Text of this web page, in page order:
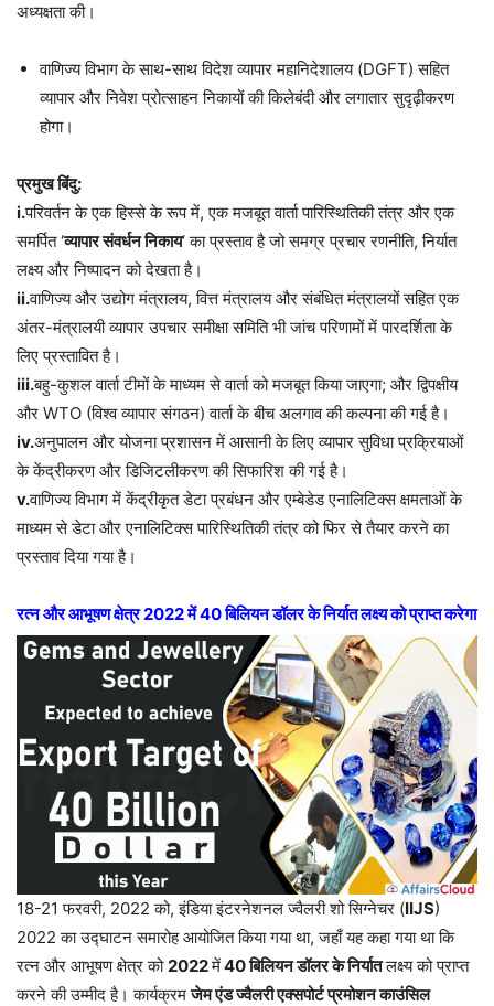
अध्यक्षता की।
वाणिज्य विभाग के साथ-साथ विदेश व्यापार महानिदेशालय (DGFT) सहित
व्यापार और निवेश प्रोत्साहन निकायों की किलेबंदी और लगातार सुदृढ़ीकरण
होगा।
प्रमुख बिंदु:
i.परिवर्तन के एक हिस्से के रूप में, एक मजबूत वार्ता पारिस्थितिकी तंत्र और एक
समर्पित ‘व्यापार संवर्धन निकाय‘ का प्रस्ताव है जो समग्र प्रचार रणनीति, निर्यात
लक्ष्य और निष्पादन को देखता है।
ii.वाणिज्य और उद्योग मंत्रालय, वित्त मंत्रालय और संबंधित मंत्रालयों सहित एक
अंतर-मंत्रालयी व्यापार उपचार समीक्षा समिति भी जांच परिणामों में पारदर्शिता के
लिए प्रस्तावित है।
iii.बहु-कुशल वार्ता टीमों के माध्यम से वार्ता को मजबूत किया जाएगा; और द्विपक्षीय
और WTO (विश्व व्यापार संगठन) वार्ता के बीच अलगाव की कल्पना की गई है।
iv.अनुपालन और योजना प्रशासन में आसानी के लिए व्यापार सुविधा प्रक्रियाओं
के केंद्रीकरण और डिजिटलीकरण की सिफारिश की गई है।
v.वाणिज्य विभाग में केंद्रीकृत डेटा प्रबंधन और एम्बेडेड एनालिटिक्स क्षमताओं के
माध्यम से डेटा और एनालिटिक्स पारिस्थितिकी तंत्र को फिर से तैयार करने का
प्रस्ताव दिया गया है।
रत्न और आभूषण क्षेत्र 2022 में 40 बिलियन डॉलर के निर्यात लक्ष्य को प्राप्त करेगा
18-21 फरवरी, 2022 को, इंडिया इंटरनेशनल ज्वैलरी शो सिग्नेचर (IIJS)
2022 का उद्घाटन समारोह आयोजित किया गया था, जहाँ यह कहा गया था कि
रत्न और आभूषण क्षेत्र को2022में40 बिलियन डॉलर के निर्यातलक्ष्य को प्राप्त
करने की उम्मीद है। कार्यक्रमजेम एंड ज्वैलरी एक्सपोर्ट प्रमोशन काउंसिल